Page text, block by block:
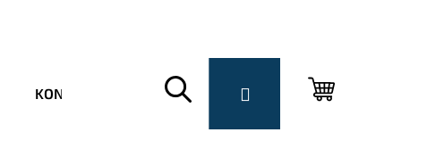
KONTAKT Hledat PřihlášeníNákupní